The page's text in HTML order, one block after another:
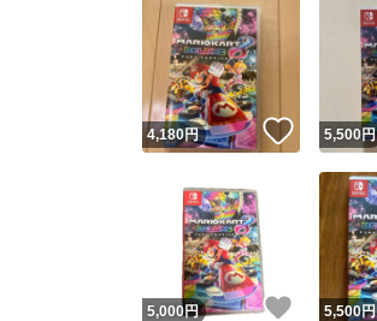
4,180円 いいね！
5,500円
5,000円 いいね！
5,500円